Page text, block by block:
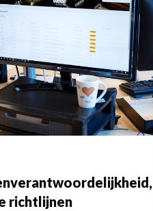
richtlijnen